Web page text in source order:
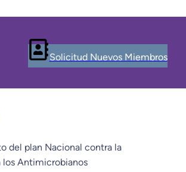
Solicitud Nuevos Miembros
del plan Nacional contra la
los Antimicrobianos